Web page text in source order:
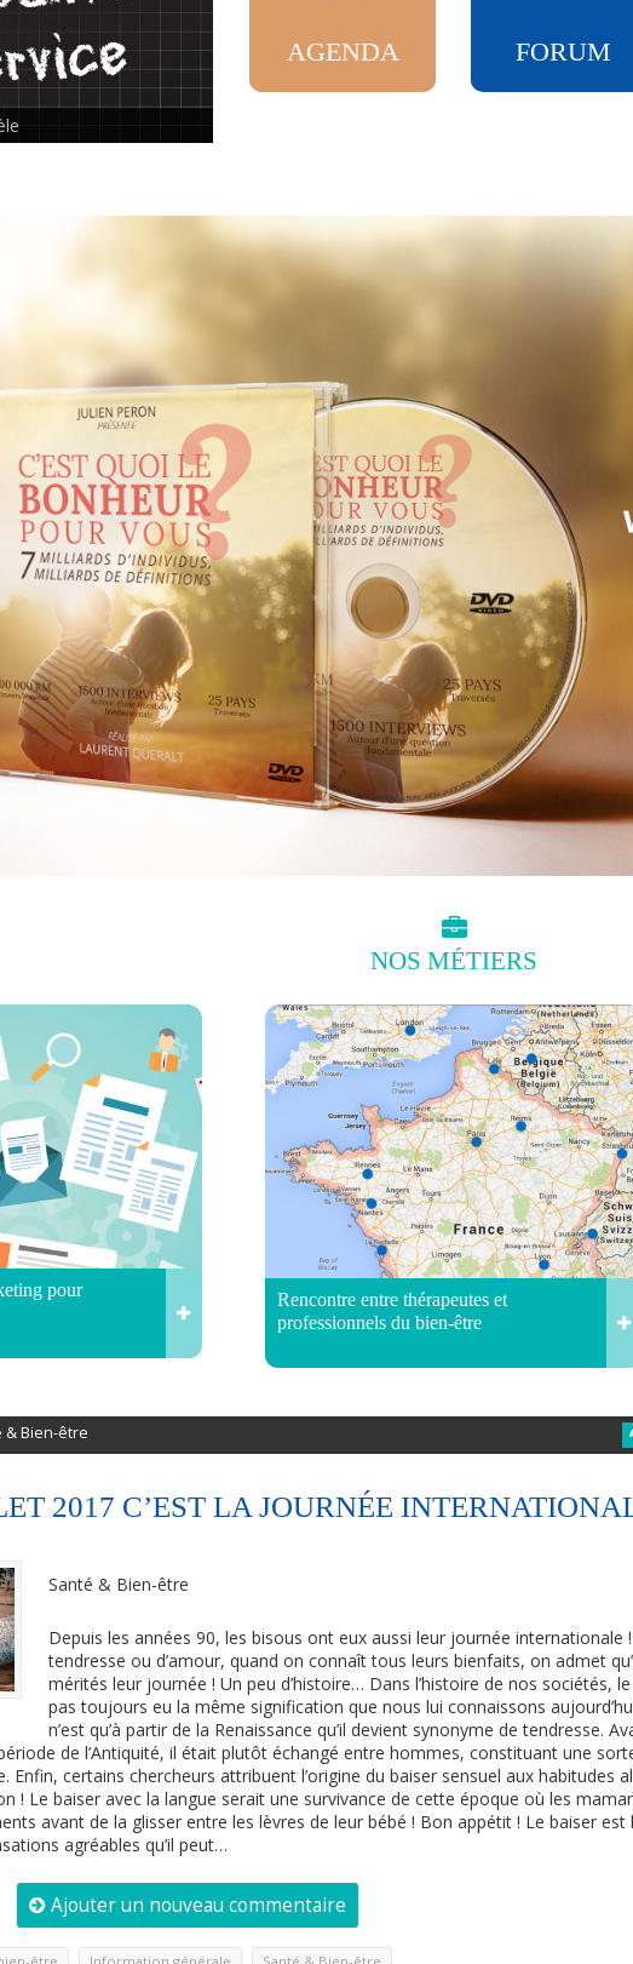
AGENDA FORUM
NOS MÉTIERS
pour
Rencontre entre thérapeutes et
professionnels du bien-être
& Bien-être
2017 C’EST LA JOURNÉE
Santé & Bien-être
Depuis les années 90, les bisous ont eux aussi leur journée internationale
tendresse ou d’amour, quand on connaît tous leurs bienfaits, on admet
mérités leur journée ! Un peu d’histoire… Dans l’histoire de nos sociétés, le
pas toujours eu la même signification que nous lui connaissons
n’est qu’à partir de la Renaissance qu’il devient synonyme de tendresse.
de l’Antiquité, il était plutôt échangé entre hommes, constituant une
Enfin, certains chercheurs attribuent l’origine du baiser sensuel aux habitudes
! Le baiser avec la langue serait une survivance de cette époque où les
avant de la glisser entre les lèvres de leur bébé ! Bon appétit ! Le baiser est
agréables qu’il peut…
Ajouter un nouveau commentaire